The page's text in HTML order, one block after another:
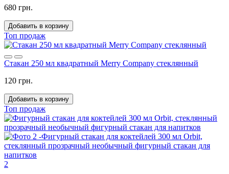
680 грн.
Добавить в корзину
Топ продаж
Стакан 250 мл квадратный Merry Company стеклянный
120 грн.
Добавить в корзину
Топ продаж
2